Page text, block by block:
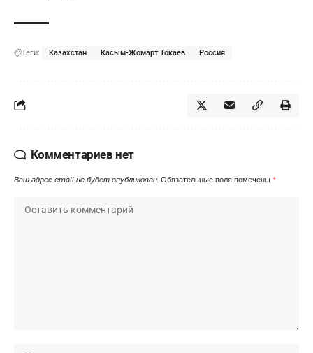
Теги: Казахстан Касым-Жомарт Токаев Россия
Комментариев нет
Ваш адрес email не будет опубликован. Обязательные поля помечены *